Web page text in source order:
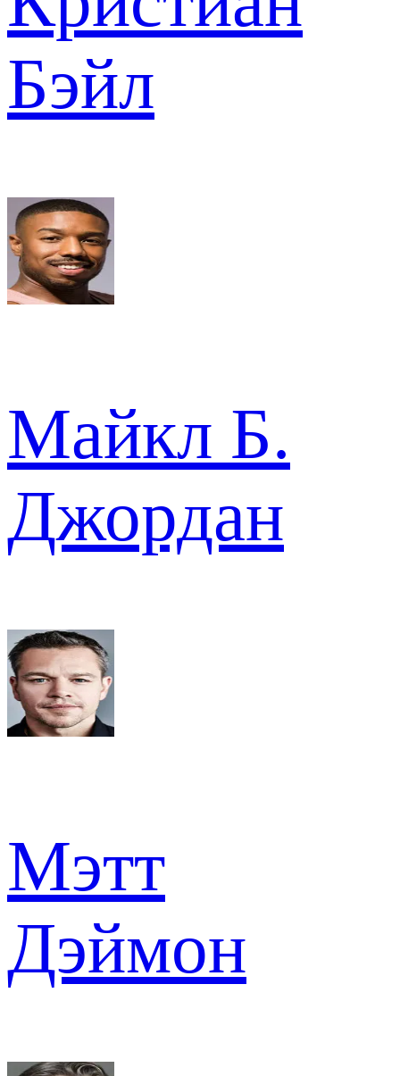
Бэйл
Майкл Б.
Джордан
Мэтт
Дэймон